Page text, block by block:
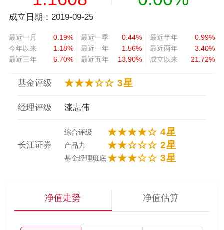
成立日期：2019-09-25
最近一月 0.19% 最近一季 0.44% 最近半年
0.99%
今年以来
1.18% 最近一年 1.56% 最近两年
3.40%
最近三年
6.70% 最近五年 13.90% 成立以来 21.72%
基金评级 ★★★☆☆ 3星
经理评级 漆志伟
长江证券
综合评级 ★★★★☆ 4星
产品力 ★★☆☆☆ 2星
基金经理班底★★★☆☆ 3星
净值走势 净值估算